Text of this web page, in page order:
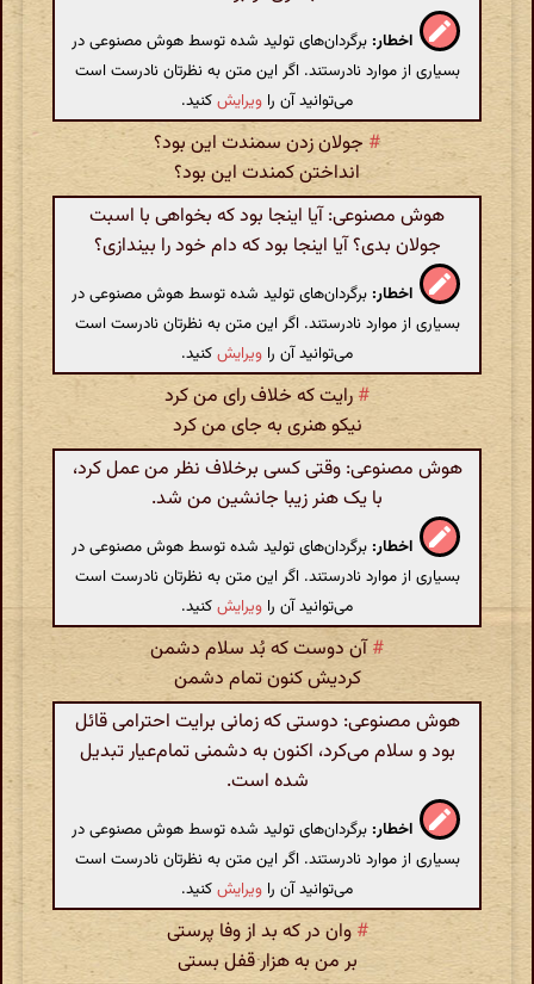
اخطار: برگردان‌های تولید شده توسط هوش مصنوعی در
بسیاری از موارد نادرستند. اگر این متن به نظرتان نادرست است
می‌توانید آن را ویرایشکنید.
# جولان زدن سمندت این بود؟
انداختن کمندت این بود؟
هوش مصنوعی: آیا اینجا بود که بخواهی با اسبت
جولان بدی؟ آیا اینجا بود که دام خود را بیندازی؟
اخطار: برگردان‌های تولید شده توسط هوش مصنوعی در
بسیاری از موارد نادرستند. اگر این متن به نظرتان نادرست است
می‌توانید آن را ویرایشکنید.
# رایت که خلاف رای من کرد
نیکو هنری به جای من کرد
هوش مصنوعی: وقتی کسی برخلاف نظر من عمل کرد،
با یک هنر زیبا جانشین من شد.
اخطار: برگردان‌های تولید شده توسط هوش مصنوعی در
بسیاری از موارد نادرستند. اگر این متن به نظرتان نادرست است
می‌توانید آن را ویرایشکنید.
#آن دوست که بُد سلام دشمن
کردیش کنون تمام دشمن
هوش مصنوعی: دوستی که زمانی برایت احترامی قائل
بود و سلام می‌کرد، اکنون به دشمنی تمام‌عیار تبدیل
شده است.
اخطار: برگردان‌های تولید شده توسط هوش مصنوعی در
بسیاری از موارد نادرستند. اگر این متن به نظرتان نادرست است
می‌توانید آن را ویرایشکنید.
# وان در که بد از وفا پرستی
بر من به هزار قفل بستی